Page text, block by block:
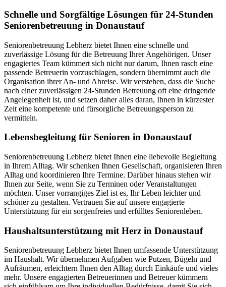
Schnelle und Sorgfältige Lösungen für 24-Stunden
Seniorenbetreuung in Donaustauf
Seniorenbetreuung Lebherz bietet Ihnen eine schnelle und
zuverlässige Lösung für die Betreuung Ihrer Angehörigen. Unser
engagiertes Team kümmert sich nicht nur darum, Ihnen rasch eine
passende Betreuerin vorzuschlagen, sondern übernimmt auch die
Organisation ihrer An- und Abreise. Wir verstehen, dass die Suche
nach einer zuverlässigen 24-Stunden Betreuung oft eine dringende
Angelegenheit ist, und setzen daher alles daran, Ihnen in kürzester
Zeit eine kompetente und fürsorgliche Betreuungsperson zu
vermitteln.
Lebensbegleitung für Senioren in Donaustauf
Seniorenbetreuung Lebherz bietet Ihnen eine liebevolle Begleitung
in Ihrem Alltag. Wir schenken Ihnen Gesellschaft, organisieren Ihren
Alltag und koordinieren Ihre Termine. Darüber hinaus stehen wir
Ihnen zur Seite, wenn Sie zu Terminen oder Veranstaltungen
möchten. Unser vorrangiges Ziel ist es, Ihr Leben leichter und
schöner zu gestalten. Vertrauen Sie auf unsere engagierte
Unterstützung für ein sorgenfreies und erfülltes Seniorenleben.
Haushalts­unterstützung mit Herz in Donaustauf
Seniorenbetreuung Lebherz bietet Ihnen umfassende Unterstützung
im Haushalt. Wir übernehmen Aufgaben wie Putzen, Bügeln und
Aufräumen, erleichtern Ihnen den Alltag durch Einkäufe und vieles
mehr. Unsere engagierten Betreuerinnen und Betreuer kümmern